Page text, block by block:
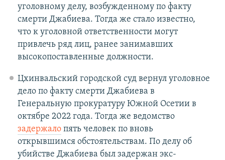
уголовному делу, возбужденному по факту
смерти Джабиева. Тогда же стало известно,
что к уголовной ответственности могут
привлечь ряд лиц, ранее занимавших
высокопоставленные должности.
Цхинвальский городской суд вернул уголовное
дело по факту смерти Джабиева в
Генеральную прокуратуру Южной Осетии в
октябре 2022 года. Тогда же ведомство
задержалопять человек по вновь
открывшимся обстоятельствам. По делу об
убийстве Джабиева был задержан экс-